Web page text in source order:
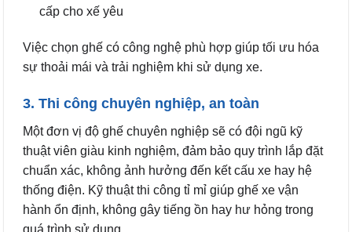
cấp cho xế yêu
Việc chọn ghế có công nghệ phù hợp giúp tối ưu hóa
sự thoải mái và trải nghiệm khi sử dụng xe.
3. Thi công chuyên nghiệp, an toàn
Một đơn vị độ ghế chuyên nghiệp sẽ có đội ngũ kỹ
thuật viên giàu kinh nghiệm, đảm bảo quy trình lắp đặt
chuẩn xác, không ảnh hưởng đến kết cấu xe hay hệ
thống điện. Kỹ thuật thi công tỉ mỉ giúp ghế xe vận
hành ổn định, không gây tiếng ồn hay hư hỏng trong